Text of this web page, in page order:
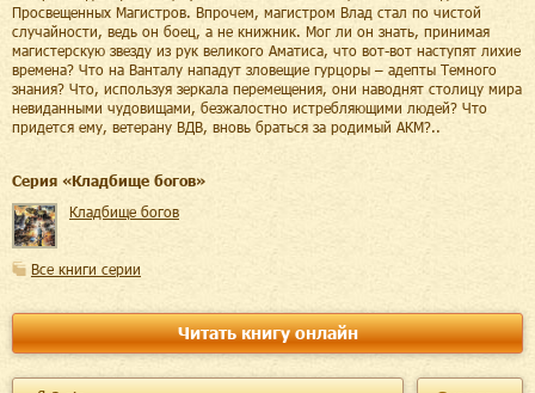
Просвещенных Магистров. Впрочем, магистром Влад стал по чистой
случайности, ведь он боец, а не книжник. Мог ли он знать, принимая
магистерскую звезду из рук великого Аматиса, что вот-вот наступят лихие
времена? Что на Ванталу нападут зловещие гурцоры – адепты Темного
знания? Что, используя зеркала перемещения, они наводнят столицу мира
невиданными чудовищами, безжалостно истребляющими людей? Что
придется ему, ветерану ВДВ, вновь браться за родимый АКМ?..
Cерия «Кладбище богов»
Кладбище богов
Все книги серии
Читать книгу онлайн